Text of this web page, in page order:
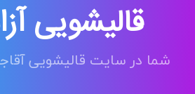
قالیشویی
شما در سایت قالیشویی